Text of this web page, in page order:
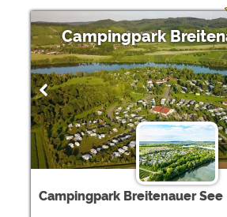
Campingpark
Campingpark Breitenauer See